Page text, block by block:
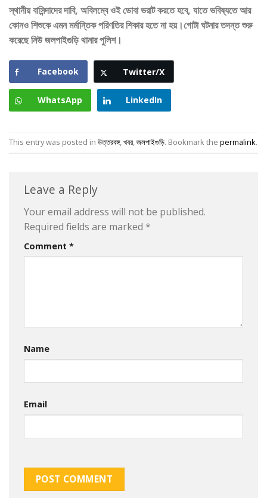
স্থানীয় বাসিন্দাদের দাবি, অবিলম্বে ওই ডোবা ভরাট করতে হবে, যাতে ভবিষ্যতে আর
কোনও শিশুকে এমন মর্মান্তিক পরিণতির শিকার হতে না হয়।গোটা ঘটনার তদন্ত শুরু
করেছে নিউ জলপাইগুড়ি থানার পুলিশ।
Facebook Twitter/X
WhatsApp LinkedIn
This entry was posted in উত্তরবঙ্গ,খবর,জলপাইগুড়ি. Bookmark the permalink.
Leave a Reply
Your email address will not be published.
Required fields are marked *
Comment *
Name
Email